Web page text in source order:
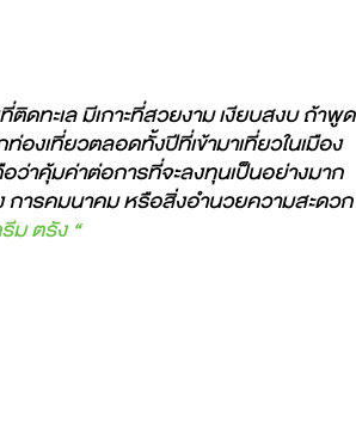
ดทะเล มีเกาะที่สวยงาม เงียบสงบ ถ้าพูด
งเที่ยวตลอดทั้งปีที่เข้ามาเที่ยวในเมือง
ว่าคุ้มค่าต่อการที่จะลงทุนเป็นอย่างมาก
การคมนาคม หรือสิ่งอำนวยความสะดวก
ม ตรัง “